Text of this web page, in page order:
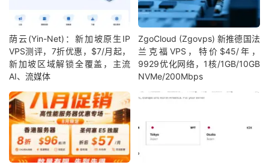
荫云(Yin-Net)：新加坡原生IP
VPS测评，7折优惠，$7/月起，
新加坡区域解锁全覆盖，主流
AI、流媒体
ZgoCloud (Zgovps) 新推德国法
兰克福VPS，特价$45/年，
9929优化网络，1核/1GB/10GB
NVMe/200Mbps